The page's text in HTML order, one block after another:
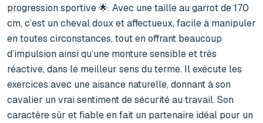
progression sportive 🌟. Avec une taille au garrot de 170
cm, c’est un cheval doux et affectueux, facile à manipuler
en toutes circonstances, tout en offrant beaucoup
d’impulsion ainsi qu’une monture sensible et très
réactive, dans le meilleur sens du terme. Il exécute les
exercices avec une aisance naturelle, donnant à son
cavalier un vrai sentiment de sécurité au travail. Son
caractère sûr et fiable en fait un partenaire idéal pour un